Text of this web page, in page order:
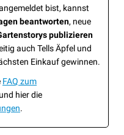
bist, kannst
beantworten, neue
publizieren
auch Tells Äpfel und
Einkauf gewinnen.
FAQ zum
und hier die
.